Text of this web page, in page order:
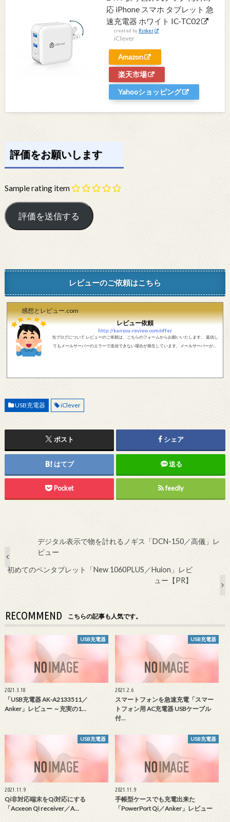
応 iPhone スマホ タブレット 急
速充電器 ホワイト IC-TC02
created by Rinker
iClever
Amazon
楽天市場
Yahooショッピング
評価をお願いします
Sample rating item
レビューのご依頼はこちら
感想とレビュー.com
レビュー依頼
http://kansou-review.com/offer
当ブログについて レビューのご依頼は、こちらのフォームからお願いいたします。 返信し
てもメールサーバーのエラーで送信できない場合が発生しています。メールサーバーが正
USB充電器 iClever
ポスト シェア
はてブ 送る
Pocket feedly
デジタル表示で物を計れるノギス「DCN-150／高儀」レ
ビュー
初めてのペンタブレット「New 1060PLUS／Huion」レビ
ュー【PR】
RECOMMEND こちらの記事も人気です。
USB充電器
2021.3.18
「USB充電器 AK-A2133511／
Anker」レビュー ～充実の1…
USB充電器
2021.2.6
スマートフォンを急速充電「スマー
トフォン用 AC充電器 USBケーブル
付…
USB充電器
2021.11.9
Qi非対応端末をQi対応にする
「Acxeon QI receiver／A…
USB充電器
2021.11.9
手帳型ケースでも充電出来た
「PowerPort Qi／Anker」レビュー